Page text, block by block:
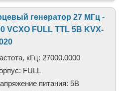
генератор 27 МГц -
VCXO FULL TTL 5В KVX-
кГц: 27000.0000
FULL
питания: 5В